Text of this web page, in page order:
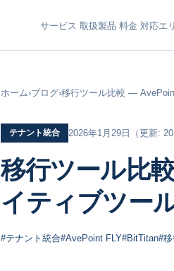
サービス 取扱製品 料金 対応エ
ホーム›ブログ›移行ツール比較 ―
テナント統合 2026年1月29日 （更新:
移行ツール比
イティブツー
#テナント統合#AvePoint FLY#BitTitan#